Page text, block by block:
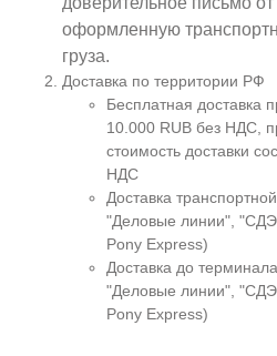
оформленную
груза.
Доставка по территории РФ
Бесплатная доставка
10.000 RUB без НДС,
стоимость доставки
НДС
Доставка
"Деловые линии",
Pony Express)
Доставка до
"Деловые линии",
Pony Express)